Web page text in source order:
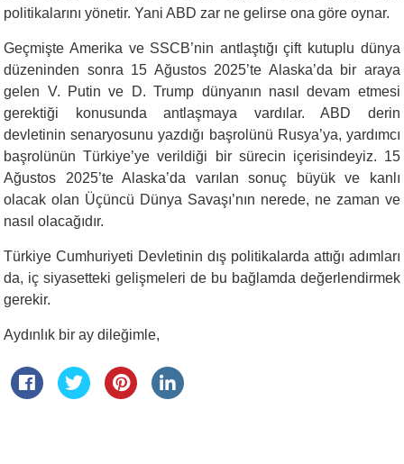
politikalarını yönetir. Yani ABD zar ne gelirse ona göre oynar.
Geçmişte Amerika ve SSCB’nin antlaştığı çift kutuplu dünya
düzeninden sonra 15 Ağustos 2025’te Alaska’da bir araya
gelen V. Putin ve D. Trump dünyanın nasıl devam etmesi
gerektiği konusunda antlaşmaya vardılar. ABD derin
devletinin senaryosunu yazdığı başrolünü Rusya’ya, yardımcı
başrolünün Türkiye’ye verildiği bir sürecin içerisindeyiz. 15
Ağustos 2025’te Alaska’da varılan sonuç büyük ve kanlı
olacak olan Üçüncü Dünya Savaşı’nın nerede, ne zaman ve
nasıl olacağıdır.
Türkiye Cumhuriyeti Devletinin dış politikalarda attığı adımları
da, iç siyasetteki gelişmeleri de bu bağlamda değerlendirmek
gerekir.
Aydınlık bir ay dileğimle,